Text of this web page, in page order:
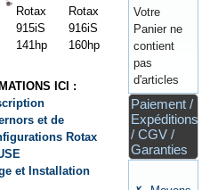
ICI :
et de
Rotax
et Installation
Votre
Panier ne
contient
pas
d'articles
Paiement /
Expéditions
/ CGV /
Garanties